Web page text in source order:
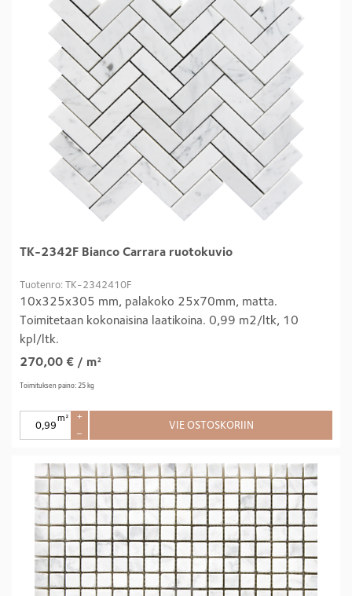
TK-2342F Bianco Carrara ruotokuvio
Tuotenro: TK-2342410F
10x325x305 mm, palakoko 25x70mm, matta.
Toimitetaan kokonaisina laatikoina. 0,99 m2/ltk, 10
kpl/ltk.
270,00 € / m²
Toimituksen paino: 25 kg
m²
+
–
VIE OSTOSKORIIN